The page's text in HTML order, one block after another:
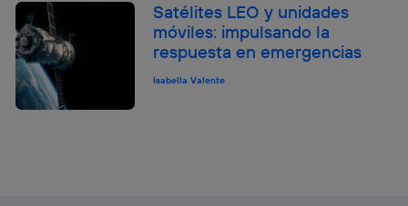
Satélites LEO y unidades
móviles: impulsando la
respuesta en emergencias
Isabella Valente